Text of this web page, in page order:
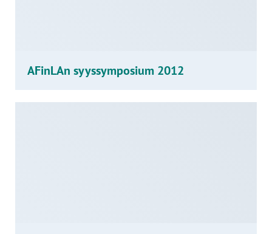
AFinLAn syyssymposium 2012